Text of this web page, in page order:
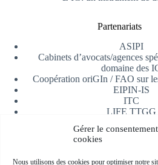
Gérer le
cookies
Nous utilisons des cookies pour optimiser notre
Partenariats
ASIPI
Cabinets d’avocats/agences
domaine des
Coopération oriGIn / FAO sur
EIPIN-IS
ITC
LIFE TTGG
AfrIPI
Recevoir notre